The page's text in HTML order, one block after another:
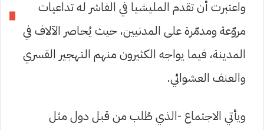
واعتبرت أن تقدم المليشيا في الفاشر له تداعيات
مروّعة ومدمّرة على المدنيين، حيث يُحاصر الآلاف في
المدينة، فيما يواجه الكثيرون منهم التهجير القسري
والعنف العشوائي.
ويأتي الاجتماع -الذي طُلب من قبل دول مثل